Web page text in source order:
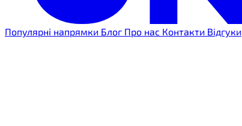
Популярні напрямки Блог Про нас Контакти Відгуки